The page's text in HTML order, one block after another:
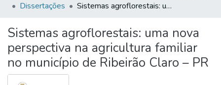
Browse DSpace
Statistics
The Repository
Dissertações
Sistemas agroflorestais: uma nova perspectiva na agricultura familiar no município de Ribeirão Claro – PR
Sistemas agroflorestais: uma nova
perspectiva na agricultura familiar
no município de Ribeirão Claro – PR